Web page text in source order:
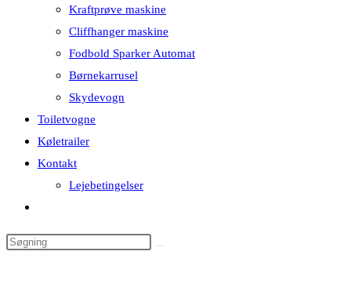
Kraftprøve maskine
Cliffhanger maskine
Fodbold Sparker Automat
Børnekarrusel
Skydevogn
Toiletvogne
Køletrailer
Kontakt
Lejebetingelser
search
Search